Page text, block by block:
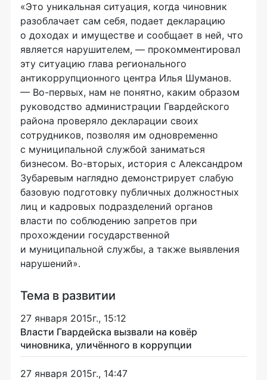
«Это уникальная ситуация, когда чиновник
разоблачает сам себя, ­подает декларацию
о доходах и имуществе и сообщает в ней, что
является нарушителем, — прокомментировал
эту ситуацию глава регионального
антикоррупционного центра Илья Шуманов.
— Во­-первых, нам не понятно, каким образом
руководство администрации Гвардейского
района проверяло декларации своих
сотрудников, позволяя им одновременно
с муниципальной службой заниматься
бизнесом. Во-­вторых, история с Александром
Зубаревым наглядно демонстрирует слабую
базовую подготовку публичных должностных
лиц и кадровых подразделений органов
власти по соблюдению запретов при
прохождении государственной
и муниципальной службы, а также выявления
нарушений».
Тема в развитии
27 января 2015г., 15:12
Власти Гвардейска вызвали на ковёр
чиновника, уличённого в коррупции
27 января 2015г., 14:47